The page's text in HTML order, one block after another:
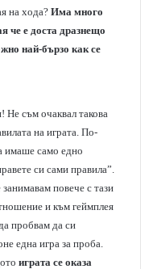
на хода? Има много
че е доста дразнещо
най-бързо как се
съм очаквал такова
на играта. По-
имаше само едно
си сами правила”.
повече с тази
и към геймплея
пробвам да си
една игра за проба.
играта се оказа